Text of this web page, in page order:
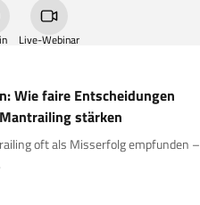
Live-Webinar
Wie faire Entscheidungen
stärken
oft als Misserfolg empfunden –